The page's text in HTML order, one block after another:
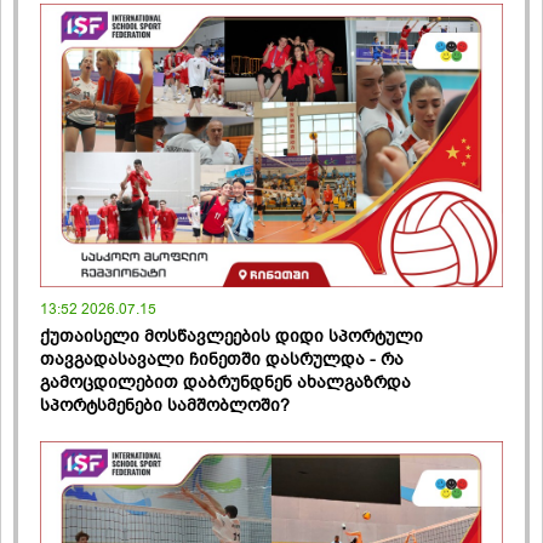
13:52 2026.07.15
ქუთაისელი მოსწავლეების დიდი სპორტული
თავგადასავალი ჩინეთში დასრულდა - რა
გამოცდილებით დაბრუნდნენ ახალგაზრდა
სპორტსმენები სამშობლოში?